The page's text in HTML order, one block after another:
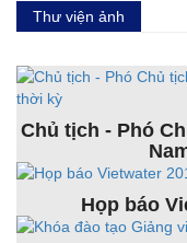
Thư viện ảnh
Chủ tịch - Phó
Họp báo